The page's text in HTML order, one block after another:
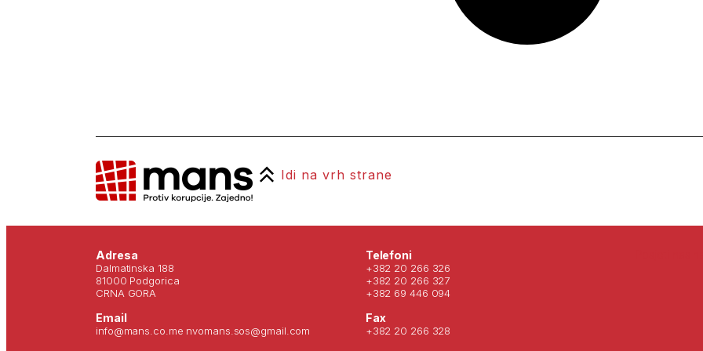
Idi na vrh strane
Adresa
Dalmatinska 188
81000 Podgorica
CRNA GORA
Email
info@mans.co.me nvomans.sos@gmail.com
Telefoni
+382 20 266 326
+382 20 266 327
+382 69 446 094
Fax
+382 20 266 328